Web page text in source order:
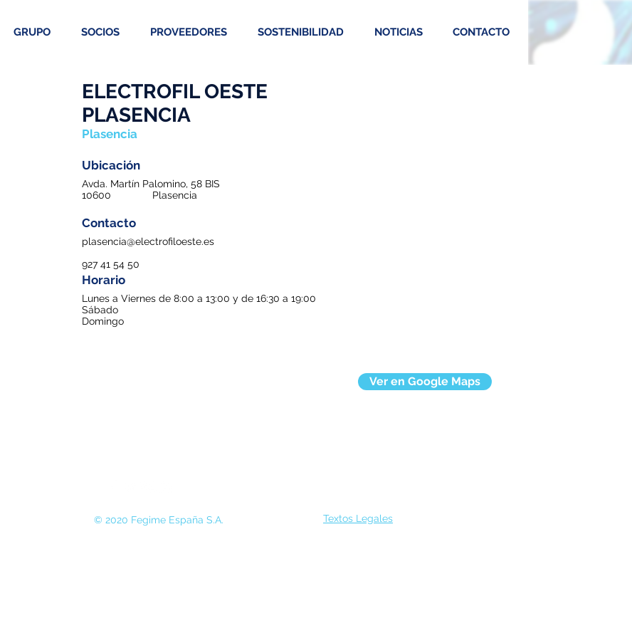
GRUPO SOCIOS PROVEEDORES SOSTENIBILIDAD NOTICIAS CONTACTO
ELECTROFIL OESTE
PLASENCIA
Plasencia
Ubicación
Avda. Martín Palomino, 58 BIS
10600
Plasencia
Contacto
plasencia@electrofiloeste.es
927 41 54 50
Horario
Lunes a Viernes de 8:00 a 13:00 y de 16:30 a 19:00
Sábado
Domingo
Ver en Google Maps
© 2020 Fegime España S.A. Textos Legales